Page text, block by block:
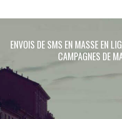
ENVOIS DE SMS EN MASSE EN
CAMPAGNES DE